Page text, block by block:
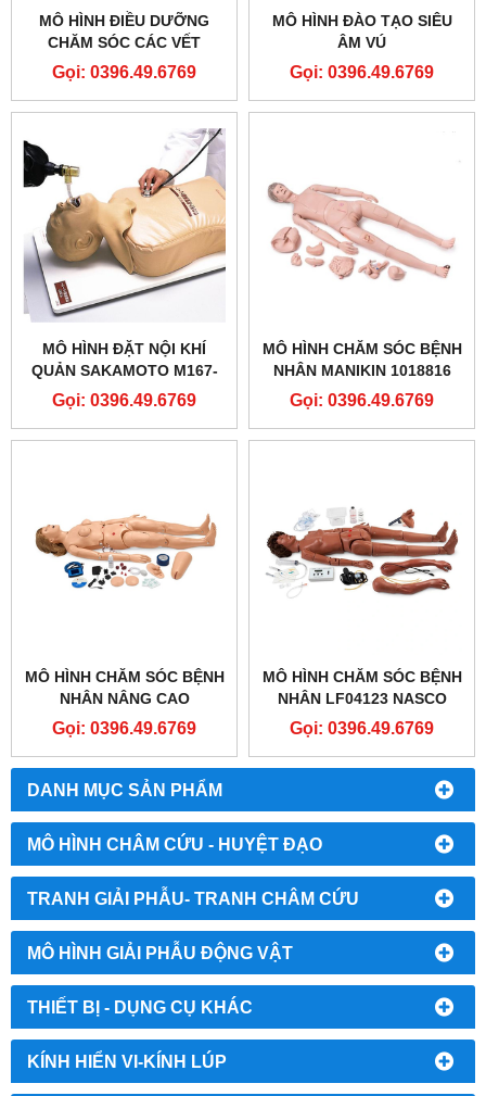
DANH MỤC SẢN PHẨM
MÔ HÌNH CHÂM CỨU - HUYỆT ĐẠO
TRANH GIẢI PHẪU- TRANH CHÂM CỨU
MÔ HÌNH GIẢI PHẪU ĐỘNG VẬT
THIẾT BỊ - DỤNG CỤ KHÁC
KÍNH HIỂN VI-KÍNH LÚP
MÔ HÌNH ĐIỀU DƯỠNG
CHĂM SÓC CÁC VẾT
THƯƠNG NGOẠI KHOA
Gọi: 0396.49.6769
MÔ HÌNH ĐÀO TẠO SIÊU
ÂM VÚ
Gọi: 0396.49.6769
MÔ HÌNH ĐẶT NỘI KHÍ
QUẢN SAKAMOTO M167-
SAKAMOTO AIRWAY
MANAGEMENT TRAINER
Gọi: 0396.49.6769
MÔ HÌNH CHĂM SÓC BỆNH
NHÂN MANIKIN 1018816
[P10/1] CAO CẤP- 3B
SCIENTIFIC® PATIENT
Gọi: 0396.49.6769
MÔ HÌNH CHĂM SÓC BỆNH
NHÂN NÂNG CAO
SB32864L GAUMARD®
CPR ​​SUSIE ADVANCED
SIMULATOR
Gọi: 0396.49.6769
MÔ HÌNH CHĂM SÓC BỆNH
NHÂN LF04123 NASCO
HEALTHCARE - COMPLETE
KERI AUSCULTATION
Gọi: 0396.49.6769